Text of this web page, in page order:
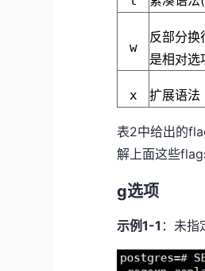
w
反部分换
是相对选
x 扩展语法
表2中给出的
解上面这些
g选项
示例1-1 ：未指